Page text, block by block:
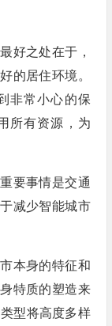
之处在于，
的居住环境。
非常小心的保
所有资源，为
要事情是交通
减少智能城市
本身的特征和
特质的塑造来
型将高度多样